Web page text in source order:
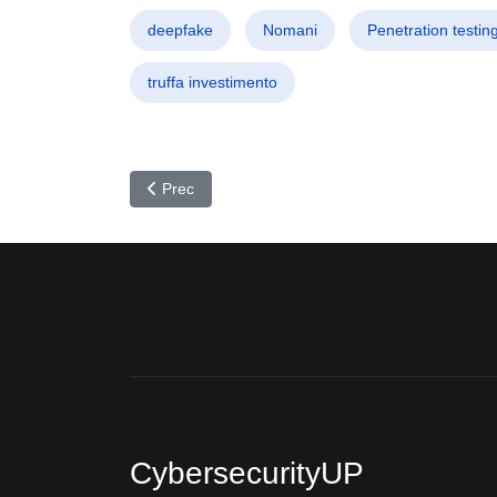
deepfake Nomani Penetration testing
truffa investimento
Articolo precedente: MongoDB CVE-2025-
Prec
CybersecurityUP